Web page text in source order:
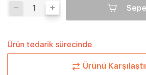
Ürün tedarik sürecinde
Ürünü